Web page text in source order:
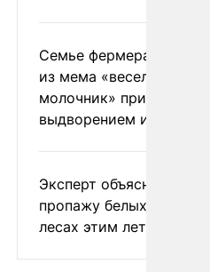
Семье фермера
из мема «веселый
молочник» пригрозили
выдворением из
Эксперт объяснил
пропажу белых грибов
лесах этим летом